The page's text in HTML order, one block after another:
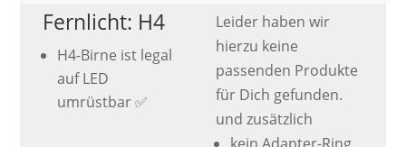
Fernlicht: H4
H4-Birne ist legal
auf LED
umrüstbar ✅
Leider haben wir
hierzu keine
passenden Produkte
für Dich gefunden.
und zusätzlich